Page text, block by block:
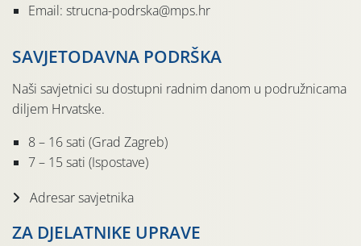
Email: strucna-podrska@mps.hr
SAVJETODAVNA PODRŠKA
Naši savjetnici su dostupni radnim danom u podružnicama
diljem Hrvatske.
8 – 16 sati (Grad Zagreb)
7 – 15 sati (Ispostave)
Adresar savjetnika
ZA DJELATNIKE UPRAVE